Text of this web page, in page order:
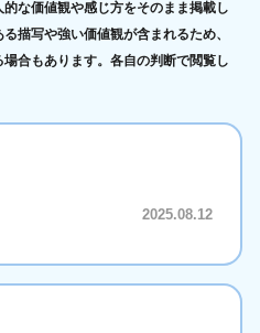
な価値観や感じ方をそのまま掲載し
描写や強い価値観が含まれるため、
合もあります。各自の判断で閲覧し
2025.08.12